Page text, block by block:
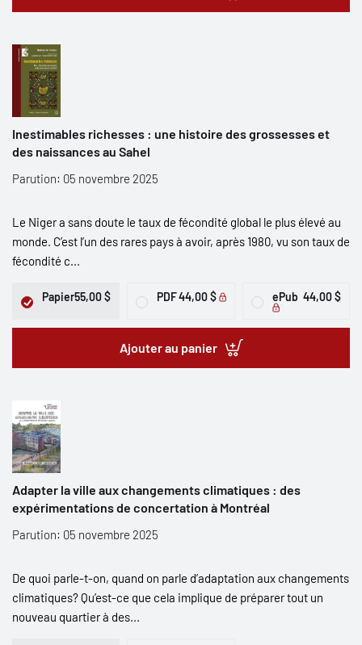
Inestimables richesses : une histoire des grossesses et
des naissances au Sahel
Parution: 05 novembre 2025
Le Niger a sans doute le taux de fécondité global le plus élevé au
monde. C’est l’un des rares pays à avoir, après 1980, vu son taux de
fécondité c...
Papier55,00 $ PDF44,00 $ ePub 44,00 $
Ajouter au panier
Adapter la ville aux changements climatiques : des
expérimentations de concertation à Montréal
Parution: 05 novembre 2025
De quoi parle-t-on, quand on parle d’adaptation aux changements
climatiques? Qu’est-ce que cela implique de préparer tout un
nouveau quartier à des...